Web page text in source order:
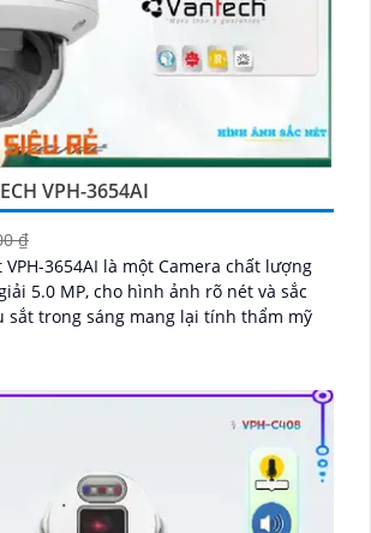
VPH-3654AI
₫
3654AI là một Camera chất lượng
5.0 MP, cho hình ảnh rõ nét và sắc